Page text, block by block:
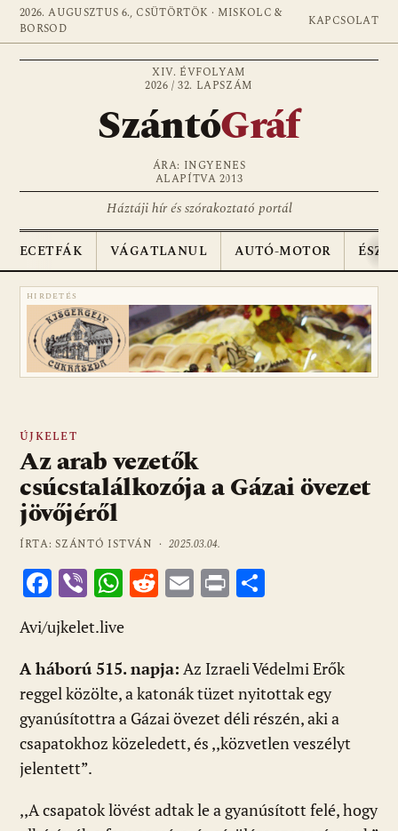
2026. AUGUSZTUS 6., CSÜTÖRTÖK · MISKOLC &
BORSOD
KAPCSOLAT
XIV. ÉVFOLYAM
2026 / 32. LAPSZÁM
SzántóGráf
ÁRA: INGYENES
ALAPÍTVA 2013
Háztáji hír és szórakoztató portál
ECETFÁK VÁGATLANUL AUTÓ-MOTOR
HIRDETÉS
ÚJKELET
Az arab vezetők
csúcstalálkozója a Gázai övezet
jövőjéről
ÍRTA: SZÁNTÓ ISTVÁN ·2025.03.04.
F
ac
e
b
o
o
k
Vi
b
er
W
at
s
A
p
p
R
di
t
E
l
Pr
m
e
g
Avi/ujkelet.live
A háború 515. napja: Az Izraeli Védelmi Erők
reggel közölte, a katonák tüzet nyitottak egy
gyanúsítottra a Gázai övezet déli részén, aki a
csapatokhoz közeledett, és ,,közvetlen veszélyt
jelentett”.
,,A csapatok lövést adtak le a gyanúsított felé, hogy